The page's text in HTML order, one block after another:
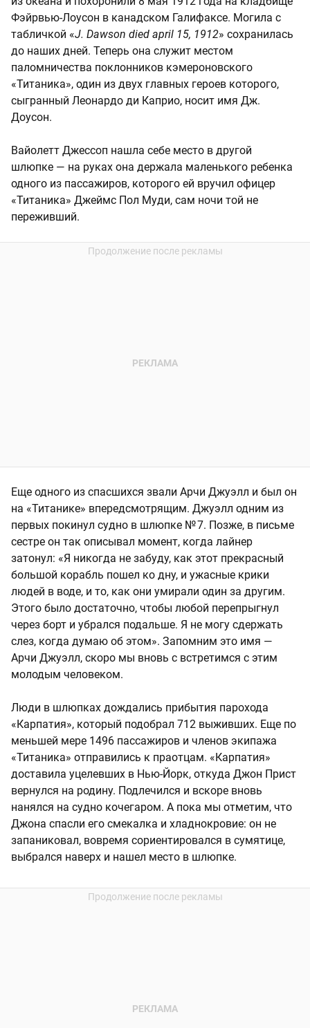
Фэйрвью-Лоусон в канадском Галифаксе. Могила с
табличкой «J. Dawson died april 15, 1912» сохранилась
до наших дней. Теперь она служит местом
паломничества поклонников кэмероновского
«Титаника», один из двух главных героев которого,
сыгранный Леонардо ди Каприо, носит имя Дж.
Доусон.
Вайолетт Джессоп нашла себе место в другой
шлюпке — на руках она держала маленького ребенка
одного из пассажиров, которого ей вручил офицер
«Титаника» Джеймс Пол Муди, сам ночи той не
переживший.
Еще одного из спасшихся звали Арчи Джуэлл и был он
на «Титанике» впередсмотрящим. Джуэлл одним из
первых покинул судно в шлюпке № 7. Позже, в письме
сестре он так описывал момент, когда лайнер
затонул: «Я никогда не забуду, как этот прекрасный
большой корабль пошел ко дну, и ужасные крики
людей в воде, и то, как они умирали один за другим.
Этого было достаточно, чтобы любой перепрыгнул
через борт и убрался подальше. Я не могу сдержать
слез, когда думаю об этом». Запомним это имя —
Арчи Джуэлл, скоро мы вновь с встретимся с этим
молодым человеком.
Люди в шлюпках дождались прибытия парохода
«Карпатия», который подобрал 712 выживших. Еще по
меньшей мере 1496 пассажиров и членов экипажа
«Титаника» отправились к праотцам. «Карпатия»
доставила уцелевших в Нью-Йорк, откуда Джон Прист
вернулся на родину. Подлечился и вскоре вновь
нанялся на судно кочегаром. А пока мы отметим, что
Джона спасли его смекалка и хладнокровие: он не
запаниковал, вовремя сориентировался в сумятице,
выбрался наверх и нашел место в шлюпке.